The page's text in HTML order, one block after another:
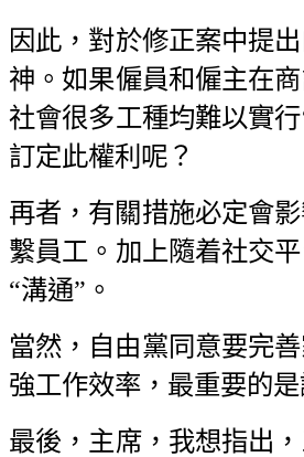
因此，對於修正案中提
神。如果僱員和僱主在
社會很多工種均難以實
訂定此權利呢？
再者，有關措施必定會
繫員工。加上隨着社交
“溝通”。
當然，自由黨同意要完
強工作效率，最重要的
最後，主席，我想指出